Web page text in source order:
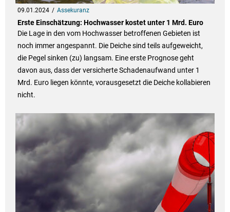
09.01.2024 Assekuranz
Erste Einschätzung: Hochwasser kostet unter 1 Mrd. Euro
Die Lage in den vom Hochwasser betroffenen Gebieten ist
noch immer angespannt. Die Deiche sind teils aufgeweicht,
die Pegel sinken (zu) langsam. Eine erste Prognose geht
davon aus, dass der versicherte Schadenaufwand unter 1
Mrd. Euro liegen könnte, vorausgesetzt die Deiche kollabieren
nicht.